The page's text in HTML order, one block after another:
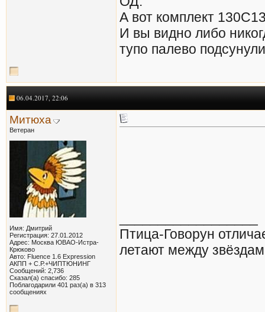
А вот комплект
И вы видно либо
тупо палево
06.04.2017, 22:06
Митюха
Ветеран
Имя: Дмитрий
Регистрация: 27.01.2012
Адрес: Москва ЮВАО-Истра-
Крюково
Авто: Fluence 1.6 Expression
АКПП + С.Р.+ЧИПТЮНИНГ
Сообщений: 2,736
Сказал(а) спасибо: 285
Поблагодарили 401 раз(а) в 313
сообщениях
Птица-Говорун
летают между